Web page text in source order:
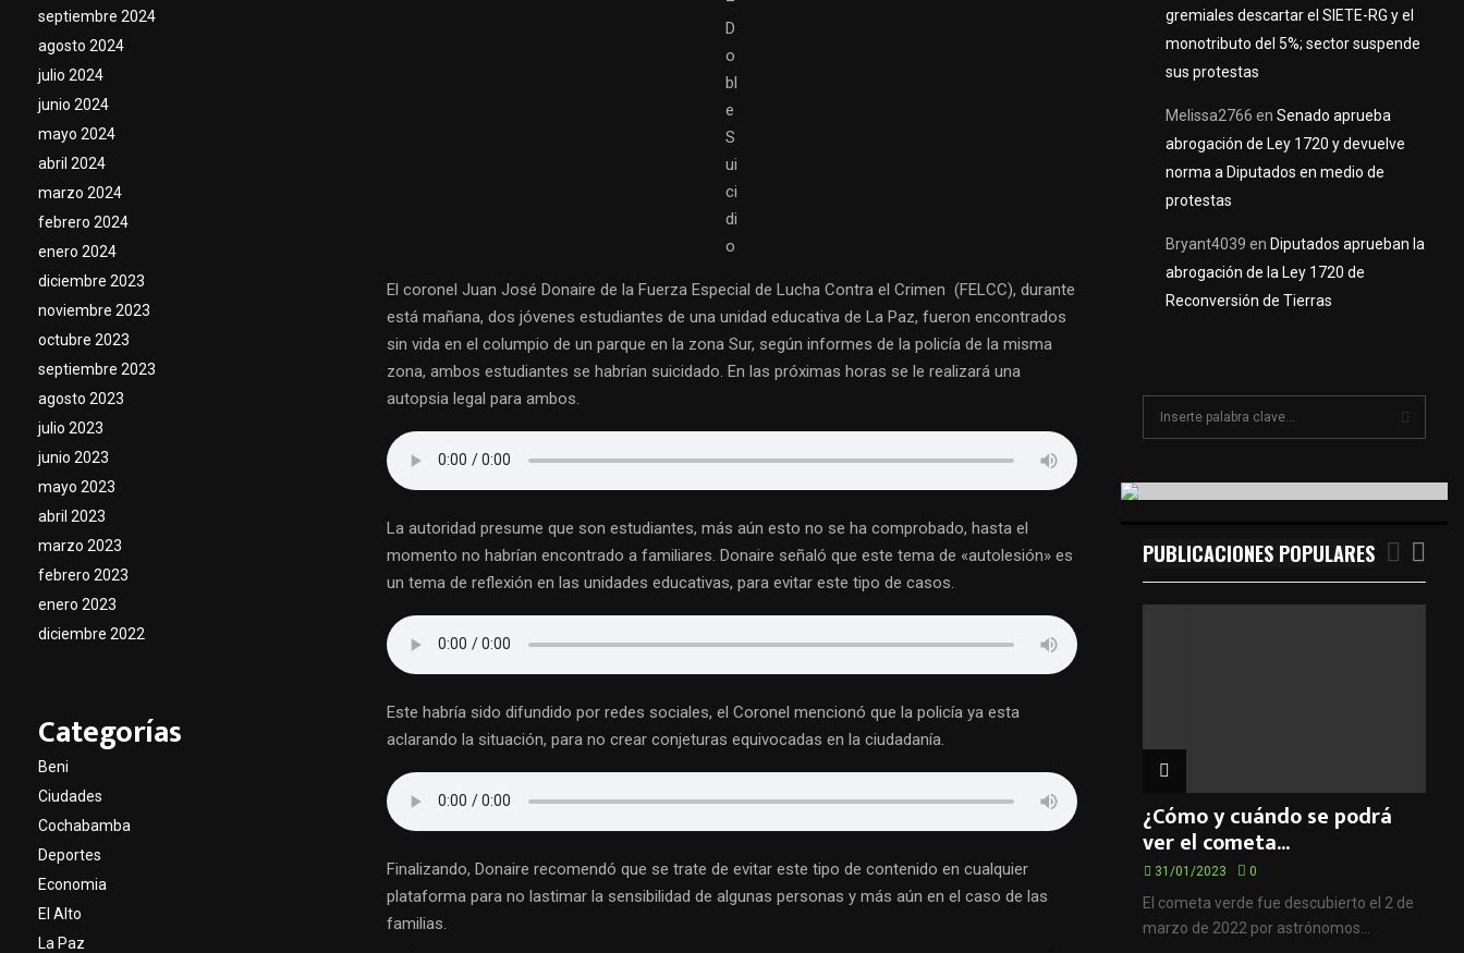
D
o
bl
e
S
ui
ci
di
o
El coronel Juan José Donaire de la Fuerza Especial de Lucha Contra el Crimen (FELCC), durante
está mañana, dos jóvenes estudiantes de una unidad educativa de La Paz, fueron encontrados
sin vida en el columpio de un parque en la zona Sur, según informes de la policía de la misma
zona, ambos estudiantes se habrían suicidado. En las próximas horas se le realizará una
autopsia legal para ambos.
La autoridad presume que son estudiantes, más aún esto no se ha comprobado, hasta el
momento no habrían encontrado a familiares. Donaire señaló que este tema de «autolesión» es
un tema de reflexión en las unidades educativas, para evitar este tipo de casos.
Este habría sido difundido por redes sociales, el Coronel mencionó que la policía ya esta
aclarando la situación, para no crear conjeturas equivocadas en la ciudadanía.
Finalizando, Donaire recomendó que se trate de evitar este tipo de contenido en cualquier
plataforma para no lastimar la sensibilidad de algunas personas y más aún en el caso de las
familias.
septiembre 2024
agosto 2024
julio 2024
junio 2024
mayo 2024
abril 2024
marzo 2024
febrero 2024
enero 2024
diciembre 2023
noviembre 2023
octubre 2023
septiembre 2023
agosto 2023
julio 2023
junio 2023
mayo 2023
abril 2023
marzo 2023
febrero 2023
enero 2023
diciembre 2022
Categorías
Beni
Ciudades
Cochabamba
Deportes
Economia
El Alto
La Paz
gremiales descartar el SIETE-RG y el
monotributo del 5%; sector suspende
sus protestas
Melissa2766 en Senado aprueba
abrogación de Ley 1720 y devuelve
norma a Diputados en medio de
protestas
Bryant4039 en Diputados aprueban la
abrogación de la Ley 1720 de
Reconversión de Tierras
c
f
o
r
E
PUBLICACIONES POPULARES
¿Cómo y cuándo se podrá
ver el cometa...
31/01/2023 0
El cometa verde fue descubierto el 2 de
marzo de 2022 por astrónomos...